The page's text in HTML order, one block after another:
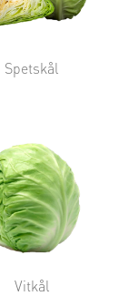
Spetskål
Vitkål